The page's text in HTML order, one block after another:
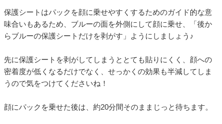
保護シートはパックを顔に乗せやすくするためのガイド的な意
味合いもあるため、ブルーの面を外側にして顔に乗せ、「後か
らブルーの保護シートだけを剥がす」ようにしましょう♪
先に保護シートを剥がしてしまうととても貼りにくく、顔への
密着度が低くなるだけでなく、せっかくの効果も半減してしま
うので気をつけてくださいね！
顔にパックを乗せた後は、約20分間そのままじっと待ちます。